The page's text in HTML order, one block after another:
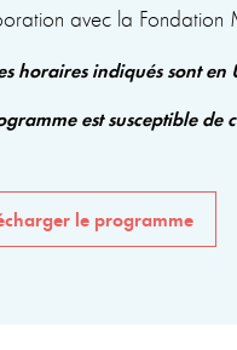
avec la Fondation
horaires indiqués sont
est susceptible de
le programme